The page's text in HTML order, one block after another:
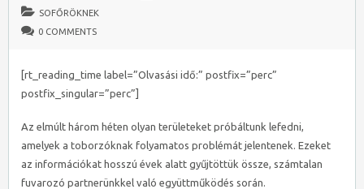
SOFŐRÖKNEK
0 COMMENTS
[rt_reading_time label=”Olvasási idő:” postfix=”perc”
postfix_singular=”perc”]
Az elmúlt három héten olyan területeket próbáltunk lefedni,
amelyek a toborzóknak folyamatos problémát jelentenek. Ezeket
az információkat hosszú évek alatt gyűjtöttük össze, számtalan
fuvarozó partnerünkkel való együttműködés során.